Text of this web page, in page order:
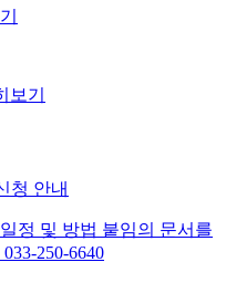
보기
청 안내
정 및 방법 붙임의 문서를
250-6640